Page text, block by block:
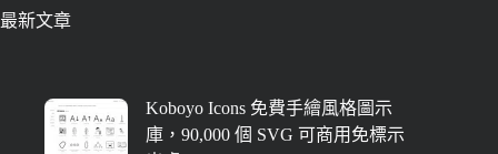
最新文章
Koboyo Icons 免費手繪風格圖示
庫，90,000 個 SVG 可商用免標示